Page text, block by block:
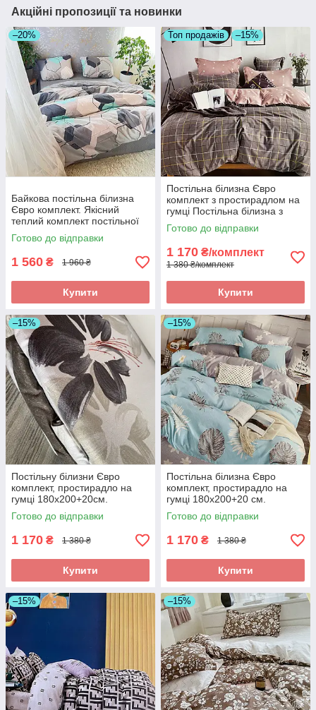
Акційні пропозиції та новинки
–20%
Байкова постільна білизна
Євро комплект. Якісний
теплий комплект постільної
білизни байка-фланель
Готово до відправки
1 560 ₴ 1 960 ₴
Купити
Топ продажів –15%
Постільна білизна Євро
комплект з простирадлом на
гумці Постільна білизна з
фланелі євро розмір
Готово до відправки
1 170 ₴/комплект
1 380 ₴/комплект
Купити
–15%
Постільну білизни Євро
комплект, простирадло на
гумці 180х200+20см.
Фланель.
Готово до відправки
1 170 ₴ 1 380 ₴
Купити
–15%
Постільна білизна Євро
комплект, простирадло на
гумці 180х200+20 см.
Готово до відправки
1 170 ₴ 1 380 ₴
Купити
–15% –15%